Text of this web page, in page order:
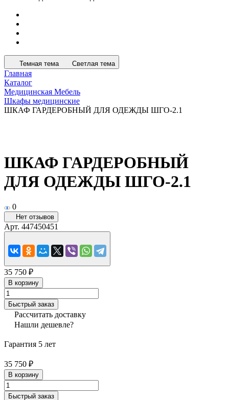
Темная тема Светлая тема
Главная
Каталог
Медицинская Мебель
Шкафы медицинские
ШКАФ ГАРДЕРОБНЫЙ ДЛЯ ОДЕЖДЫ ШГО-2.1
ШКАФ ГАРДЕРОБНЫЙ
ДЛЯ ОДЕЖДЫ ШГО-2.1
0
Нет отзывов
Арт. 447450451
35 750 ₽
В корзину
Быстрый заказ
Рассчитать доставку
Нашли дешевле?
Гарантия 5 лет
35 750 ₽
В корзину
Быстрый заказ